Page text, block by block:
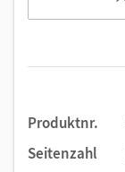
Produktnr.
Seitenzahl